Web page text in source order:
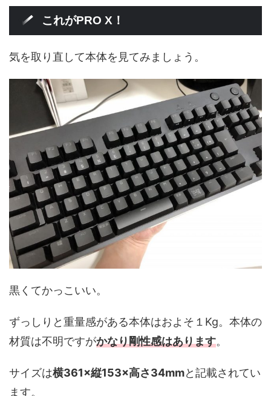
これがPRO X！
気を取り直して本体を見てみましょう。
黒くてかっこいい。
ずっしりと重量感がある本体はおよそ１Kg。本体の
材質は不明ですがかなり剛性感はあります。
サイズは横361×縦153×高さ34mmと記載されてい
ます。